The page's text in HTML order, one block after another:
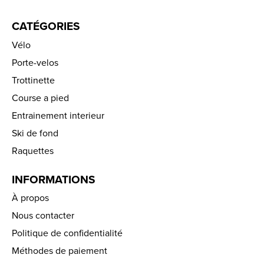
CATÉGORIES
Vélo
Porte-velos
Trottinette
Course a pied
Entrainement interieur
Ski de fond
Raquettes
INFORMATIONS
À propos
Nous contacter
Politique de confidentialité
Méthodes de paiement